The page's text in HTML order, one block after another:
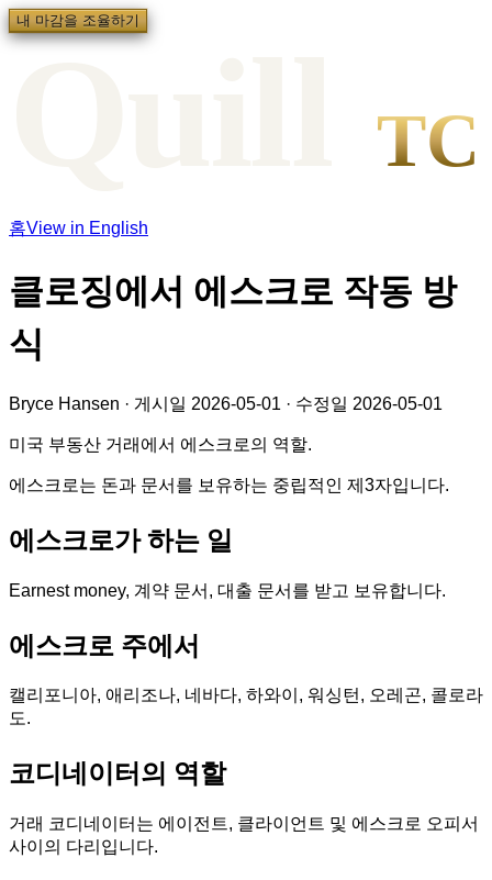
내 마감을 조율하기
TC
홈View in English
클로징에서 에스크로 작동 방
식
Bryce Hansen · 게시일 2026-05-01 · 수정일 2026-05-01
미국 부동산 거래에서 에스크로의 역할.
에스크로는 돈과 문서를 보유하는 중립적인 제3자입니다.
에스크로가 하는 일
Earnest money, 계약 문서, 대출 문서를 받고 보유합니다.
에스크로 주에서
캘리포니아, 애리조나, 네바다, 하와이, 워싱턴, 오레곤, 콜로라
도.
코디네이터의 역할
거래 코디네이터는 에이전트, 클라이언트 및 에스크로 오피서
사이의 다리입니다.